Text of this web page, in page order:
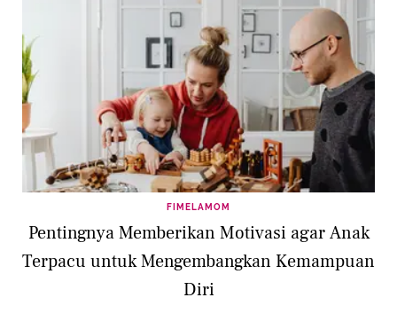
FIMELAMOM
Pentingnya Memberikan Motivasi agar Anak
Terpacu untuk Mengembangkan Kemampuan
Diri